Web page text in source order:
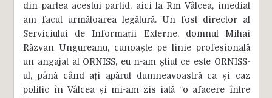
din partea acestui partid, aici la Rm Vâlcea, imediat
am facut următoarea legătură. Un fost director al
Serviciului de Informații Externe, domnul Mihai
Răzvan Ungureanu, cunoaște pe linie profesională
un angajat al ORNISS, eu n-am știut ce este ORNISS-
ul, până când ați apărut dumneavoastră ca și caz
politic în Vâlcea și mi-am zis iată “o afacere între